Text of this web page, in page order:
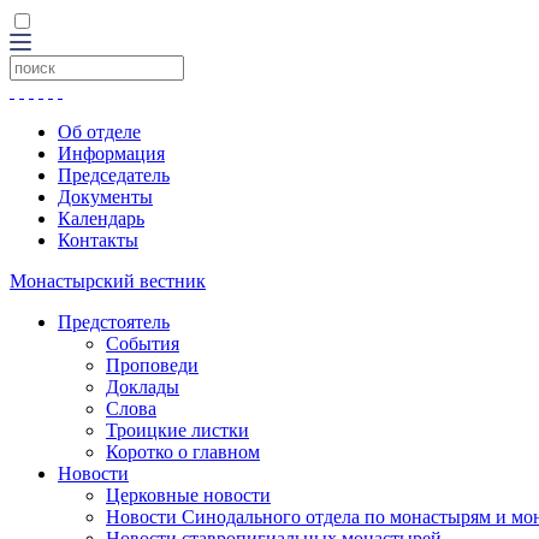
Об отделе
Информация
Председатель
Документы
Календарь
Контакты
Монастырский вестник
Предстоятель
События
Проповеди
Доклады
Слова
Троицкие листки
Коротко о главном
Новости
Церковные новости
Новости Синодального отдела по монастырям и